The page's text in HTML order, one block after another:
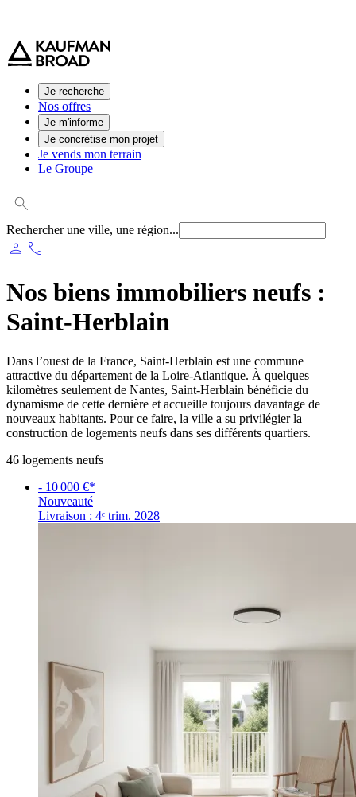
Je recherche
Nos offres
Je m'informe
Je concrétise mon projet
Je vends mon terrain
Le Groupe
Rechercher une ville, une région...
person phone
Nos biens immobiliers neufs :
Saint-Herblain
Dans l’ouest de la France, Saint-Herblain est une commune
attractive du département de la Loire-Atlantique. À quelques
kilomètres seulement de Nantes, Saint-Herblain bénéficie du
dynamisme de cette dernière et accueille toujours davantage de
nouveaux habitants. Pour ce faire, la ville a su privilégier la
construction de logements neufs dans ses différents quartiers.
46 logements neufs
- 10 000 €*
Nouveauté
Livraison : 4ᵉ trim. 2028